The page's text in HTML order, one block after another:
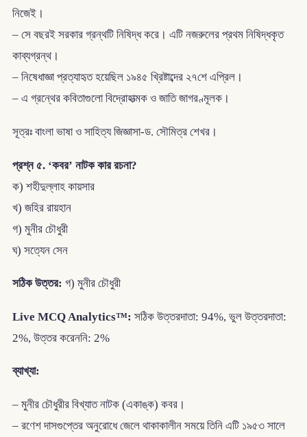
নিজেই।
– সে বছরই সরকার গ্রন্থটি নিষিদ্ধ করে। এটি নজরুলের প্রথম নিষিদ্ধকৃত
কাব্যগ্রন্থ।
– নিষেধাজ্ঞা প্রত্যাহৃত হয়েছিল ১৯৪৫ খ্রিষ্টাব্দের ২৭শে এপ্রিল।
– এ গ্রন্থের কবিতাগুলাে বিদ্রোহাত্মক ও জাতি জাগরণ্মূলক।
সূত্রঃ বাংলা ভাষা ও সাহিত্য জিজ্ঞাসা-ড. সৌমিত্র শেখর।
প্রশ্ন ৫. ‘কবর’ নাটক কার রচনা?
ক) শহীদুল্লাহ কায়সার
খ) জহির রায়হান
গ) মুনীর চৌধুরী
ঘ) সত্যেন সেন
সঠিক উত্তর: গ) মুনীর চৌধুরী
Live MCQ Analytics™: সঠিক উত্তরদাতা: 94%, ভুল উত্তরদাতা:
2%, উত্তর করেননি: 2%
ব্যাখ্যা:
– মুনীর চৌধুরীর বিখ্যাত নাটক (একাঙ্ক) কবর।
– রণেশ দাসগুপ্তের অনুরোধে জেলে থাকাকালীন সময়ে তিনি এটি ১৯৫৩ সালে